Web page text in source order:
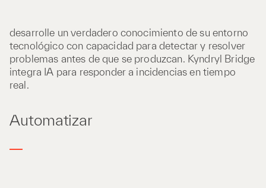
desarrolle un verdadero conocimiento de su entorno
tecnológico con capacidad para detectar y resolver
problemas antes de que se produzcan. Kyndryl Bridge
integra IA para responder a incidencias en tiempo
real.
Automatizar